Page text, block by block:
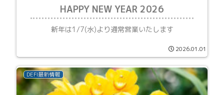
HAPPY NEW YEAR 2026
新年は1/7(水)より通常営業いたします
2026.01.01
DEFI最新情報